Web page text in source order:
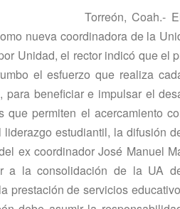
Torreón, Coah.-
nueva coordinadora de la
Unidad, el rector indicó que el
el esfuerzo que realiza
para beneficiar e impulsar el
que permiten el acercamiento
estudiantil, la difusión
ex coordinador José Manuel
a la consolidación de la UA
prestación de servicios